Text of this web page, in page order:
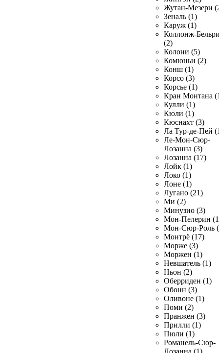
Жутан-Мезери
Зеналь (1)
Каруж (1)
Коллонж-
(2)
Колони (5)
Комюньи (2)
Конш (1)
Корсо (3)
Корсье (1)
Кран Монтана
Кулли (1)
Кюли (1)
Кюснахт (3)
Ла Тур-де-Пей
Ле-Мон-Сюр-
Лозанна (3)
Лозанна (17)
Лойк (1)
Локо (1)
Лоне (1)
Лугано (21)
Ми (2)
Минузио (3)
Мон-Пелерин
Мон-Сюр-Роль
Монтрё (17)
Морже (3)
Моржен (1)
Невшатель (1)
Ньон (2)
Оберриден (1)
Обонн (3)
Оливоне (1)
Поми (2)
Пранжен (3)
Прилли (1)
Пюли (1)
Романель-Сюр-
Лозанна (1)